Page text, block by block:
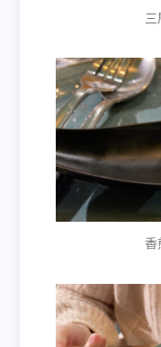
三
香